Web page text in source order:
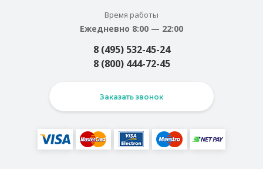
Время работы
Ежедневно 8:00 — 22:00
8 (495) 532-45-24
8 (800) 444-72-45
Заказать звонок